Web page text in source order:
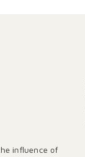
influence of